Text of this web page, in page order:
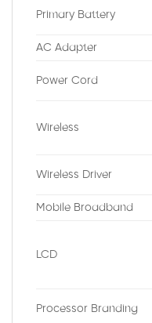
Primary Battery
AC Adapter
Power Cord
Wireless
Wireless Driver
Mobile Broadband
LCD
Processor Branding